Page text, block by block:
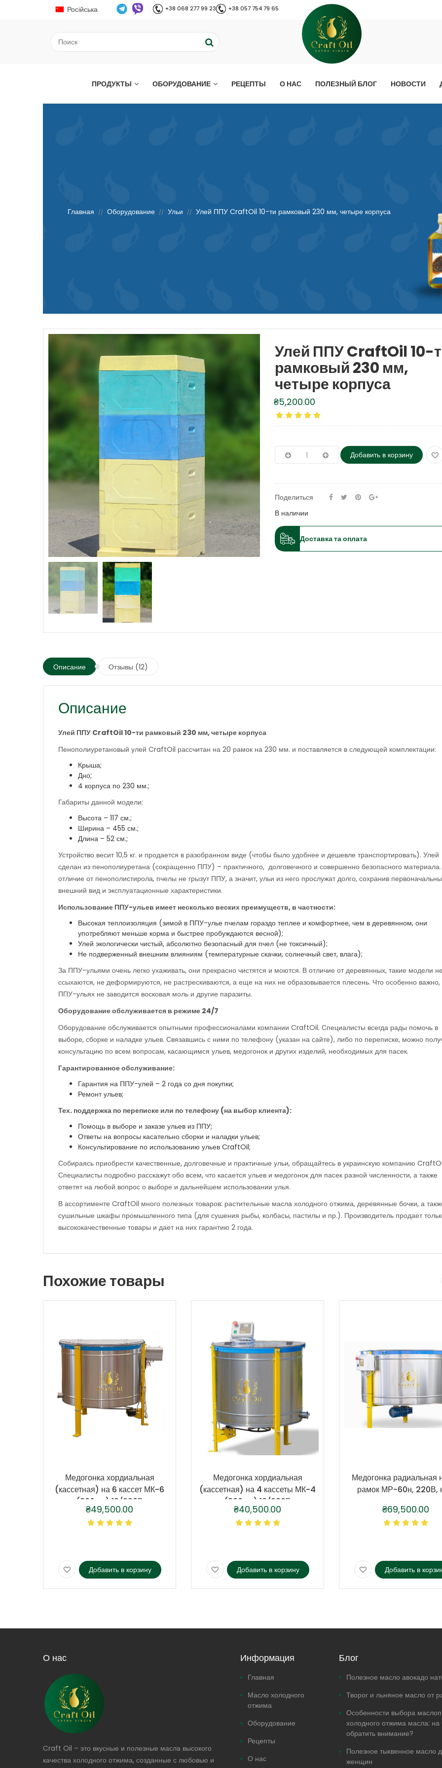
Російська +38 068 277 99 23 +38 057 754 79 65
ПРОДУКТЫ ОБОРУДОВАНИЕ РЕЦЕПТЫ О НАС ПОЛЕЗНЫЙ БЛОГ НОВОСТИ
;
Главная
// Оборудование // Ульи // Улей ППУ CraftOil 10-ти рамковый 230 мм, четыре корпуса
Улей ППУ CraftOil 10-
рамковый 230 мм,
четыре корпуса
₴5,200.00
Добавить в корзину
Поделиться
В наличии
Доставка та оплата
Описание Отзывы (12)
Описание
Улей ППУ CraftOil 10-ти рамковый 230 мм, четыре корпуса
Пенополиуретановый улей CraftOil рассчитан на 20 рамок на 230 мм. и поставляется в следующей комплектации:
Крыша;
Дно;
4 корпуса по 230 мм.;
Габариты данной модели:
Высота – 117 см.;
Ширина – 455 см.;
Длина – 52 см.;
Устройство весит 10,5 кг. и продается в разобранном виде (чтобы было удобнее и дешевле транспортировать). Улей
сделан из пенополиуретана (сокращенно ППУ) – практичного, долговечного и совершенно безопасного
отличие от пенополистирола, пчелы не грызут ППУ, а значит, ульи из него прослужат долго, сохранив
внешний вид и эксплуатационные характеристики.
Использование ППУ-ульев имеет несколько веских преимуществ, в частности:
Высокая теплоизоляция (зимой в ППУ-улье пчелам гораздо теплее и комфортнее, чем в деревянном, они
употребляют меньше корма и быстрее пробуждаются весной);
Улей экологически чистый, абсолютно безопасный для пчел (не токсичный);
Не подверженный внешним влияниям (температурные скачки, солнечный свет, влага);
За ППУ-ульями очень легко ухаживать, они прекрасно чистятся и моются. В отличие от деревянных, такие модели не
ссыхаются, не деформируются, не растрескиваются, а еще на них не образовывается плесень. Что особенно важно,
ППУ-ульях не заводится восковая моль и другие паразиты.
Оборудование обслуживается в режиме 24/7
Оборудование обслуживается опытными профессионалами компании CraftOil. Специалисты всегда рады помочь в
выборе, сборке и наладке ульев. Связавшись с ними по телефону (указан на сайте), либо по переписке, можно
консультацию по всем вопросам, касающимся ульев, медогонок и других изделий, необходимых для пасек.
Гарантированное обслуживание:
Гарантия на ППУ-улей – 2 года со дня покупки;
Ремонт ульев;
Тех. поддержка по переписке или по телефону (на выбор клиента):
Помощь в выборе и заказе ульев из ППУ;
Ответы на вопросы касательно сборки и наладки ульев;
Консультирование по использованию ульев CraftOil;
Собираясь приобрести качественные, долговечные и практичные ульи, обращайтесь в украинскую компанию
Специалисты подробно расскажут обо всем, что касается ульев и медогонок для пасек разной численности, а также
ответят на любой вопрос о выборе и дальнейшем использовании улья.
В ассортименте CraftOil много полезных товаров: растительные масла холодного отжима, деревянные бочки, а
сушильные шкафы промышленного типа (для сушения рыбы, колбасы, пастилы и пр.). Производитель продает
высококачественные товары и дает на них гарантию 2 года.
Похожие товары
Медогонка хордиальная
(кассетная) на 6 кассет МК-6
(300мм) 12/220В
₴49,500.00
Добавить в корзину
Медогонка хордиальная
(кассетная) на 4 кассеты МК-4
(300мм) 12/220В
₴40,500.00
Добавить в корзину
Медогонка радиальная
рамок МР-60н, 220В,
₴69,500.00
Добавить в
О нас
Craft Oil – это вкусные и полезные масла высокого
качества холодного отжима, созданные с любовью и
Информация
Главная
Масло холодного
отжима
Оборудование
Рецепты
О нас
Блог
Полезное масло авокадо
Творог и льняное масло от
Особенности выбора
холодного отжима масла: на
обратить внимание?
Полезное тыквенное масло
женщин